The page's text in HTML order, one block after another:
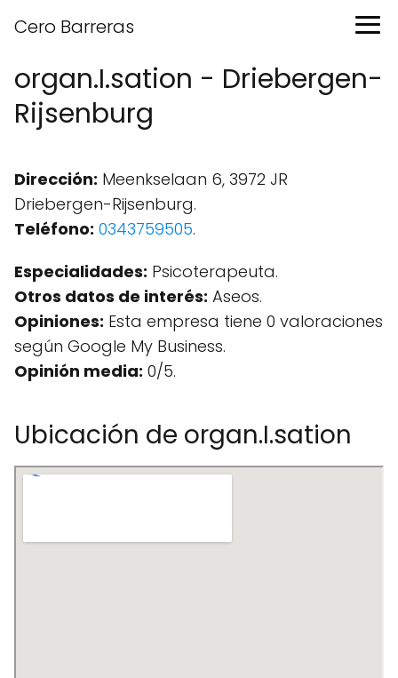
Cero Barreras
organ.I.sation - Driebergen-
Rijsenburg
Dirección: Meenkselaan 6, 3972 JR
Driebergen-Rijsenburg.
Teléfono: 0343759505.
Especialidades: Psicoterapeuta.
Otros datos de interés: Aseos.
Opiniones: Esta empresa tiene 0 valoraciones
según Google My Business.
Opinión media: 0/5.
Ubicación de organ.I.sation